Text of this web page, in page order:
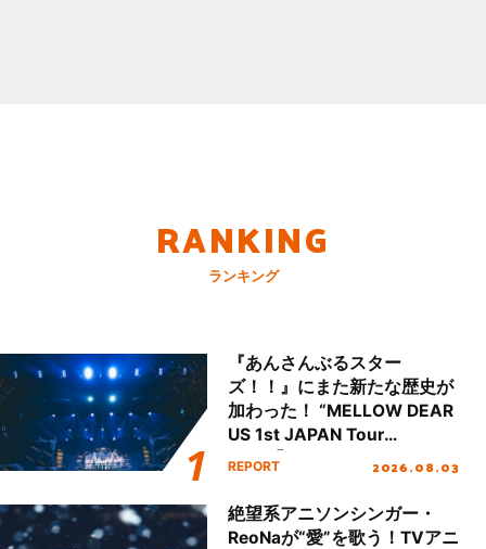
RANKING
ランキング
『あんさんぶるスター
ズ！！』にまた新たな歴史が
加わった！ “MELLOW DEAR
US 1st JAPAN Tour
Final「NICE to meet YOU
ート!!
REPORT 2026.08.03
絶望系アニソンシンガー・
ReoNaが“愛”を歌う！TVアニ